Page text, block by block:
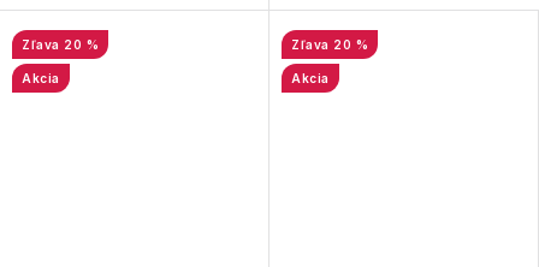
20 %
Akcia
20 %
Akcia